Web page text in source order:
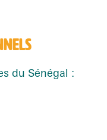
du Sénégal :